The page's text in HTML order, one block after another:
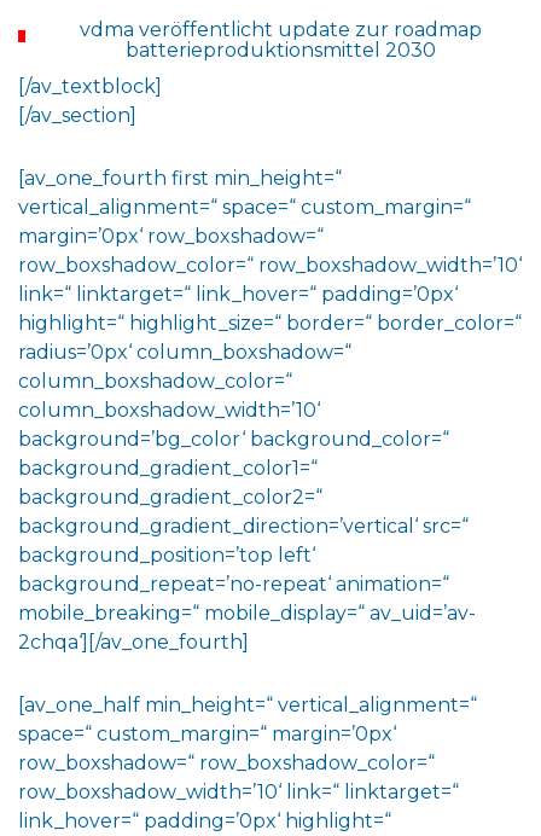
vdma veröffentlicht update zur roadmap
batterieproduktionsmittel 2030
[/av_textblock]
[/av_section]
[av_one_fourth first min_height=“
vertical_alignment=“ space=“ custom_margin=“
margin=’0px‘ row_boxshadow=“
row_boxshadow_color=“ row_boxshadow_width=’10‘
link=“ linktarget=“ link_hover=“ padding=’0px‘
highlight=“ highlight_size=“ border=“ border_color=“
radius=’0px‘ column_boxshadow=“
column_boxshadow_color=“
column_boxshadow_width=’10‘
background=’bg_color‘ background_color=“
background_gradient_color1=“
background_gradient_color2=“
background_gradient_direction=’vertical‘ src=“
background_position=’top left‘
background_repeat=’no-repeat‘ animation=“
mobile_breaking=“ mobile_display=“ av_uid=’av-
2chqa‘][/av_one_fourth]
[av_one_half min_height=“ vertical_alignment=“
space=“ custom_margin=“ margin=’0px‘
row_boxshadow=“ row_boxshadow_color=“
row_boxshadow_width=’10‘ link=“ linktarget=“
link_hover=“ padding=’0px‘ highlight=“